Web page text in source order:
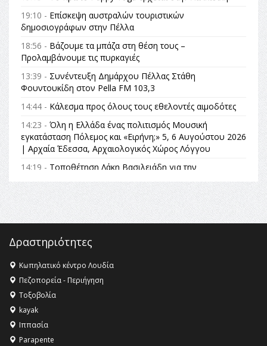
19:10 - Επίσκεψη αυστραλών τουριστικών
δημοσιογράφων στην Πέλλα
18:56 - Βάζουμε τα μπάζα στη θέση τους –
Προλαμβάνουμε τις πυρκαγιές
13:39 - Συνέντευξη Δημάρχου Πέλλας Στάθη
Φουντουκίδη στον Pella FM 103,3
14:44 - Κάλεσμα προς όλους τους εθελοντές αιμοδότες
14:23 - Όλη η Ελλάδα ένας πολιτισμός Μουσική
εγκατάσταση Πόλεμος και «Ειρήνη;» 5, 6 Αυγούστου 2026
| Αρχαία Έδεσσα, Αρχαιολογικός Χώρος Λόγγου
14:19 - Τοποθέτηση Λάκη Βασιλειάδη για την
Αναθεώρηση του Συντάγματος: «Σε τέτοιες κορυφαίες
θεσμικές διαδικασίες υπάρχει μόνο η ευθύνη απέναντι
στις επόμενες γενιές»
16:35 -Το πρόγραμμα του ΠΑΟΚ στον δεύτερο γύρο του
16:27 - Όλυμπος: Εντάχθηκε στον Κατάλογο Παγκόσμιας
Κληρονομιάς της UNESCO – Ομόφωνη η απόφαση Ο
Όλυμπος αναγνωρίστηκε ως φυσικό και πολιτιστικό
αγαθό εξέχουσας οικουμενικής αξίας για την
ανθρωπότητα
16:18 -
ΣΤΗΝ ΕΔΕΣΣΑ
Δραστηριότητες
Κωπηλατικό κέντρο Λουδία
Πεζοπορεία - Περιήγηση
Τοξοβολία
kayak
Ιππασία
Parapente